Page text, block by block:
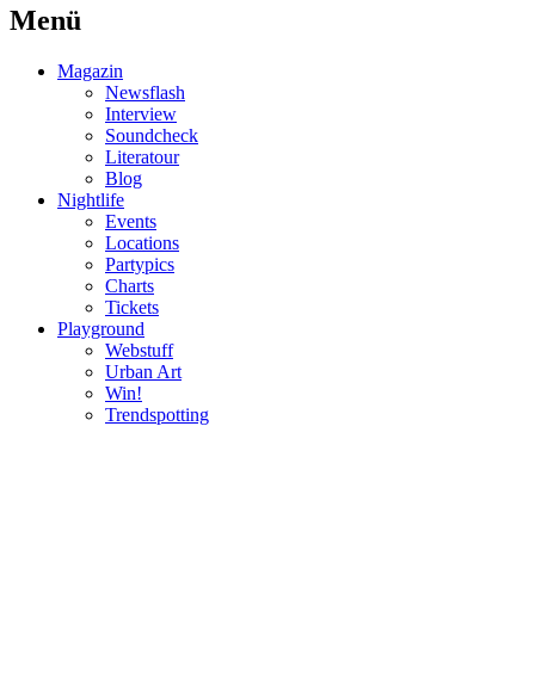
Menü
Magazin
Newsflash
Interview
Soundcheck
Literatour
Blog
Nightlife
Events
Locations
Partypics
Charts
Tickets
Playground
Webstuff
Urban Art
Win!
Trendspotting